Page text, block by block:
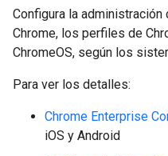
Configura la administración
Chrome, los perfiles de
ChromeOS, según los
Para ver los detalles:
Chrome Enterprise
iOS y Android